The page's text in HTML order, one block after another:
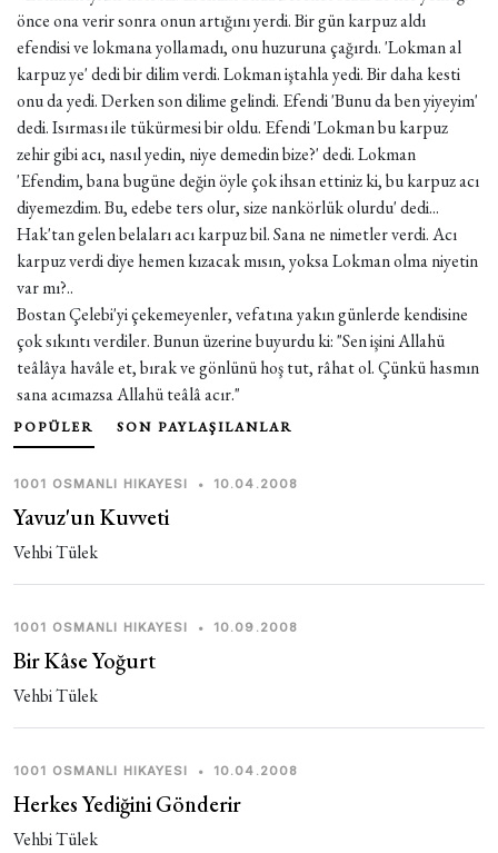
önce ona verir sonra onun artığını yerdi. Bir gün karpuz aldı
efendisi ve lokmana yollamadı, onu huzuruna çağırdı. 'Lokman al
karpuz ye' dedi bir dilim verdi. Lokman iştahla yedi. Bir daha kesti
onu da yedi. Derken son dilime gelindi. Efendi 'Bunu da ben yiyeyim'
dedi. Isırması ile tükürmesi bir oldu. Efendi 'Lokman bu karpuz
zehir gibi acı, nasıl yedin, niye demedin bize?' dedi. Lokman
'Efendim, bana bugüne değin öyle çok ihsan ettiniz ki, bu karpuz acı
diyemezdim. Bu, edebe ters olur, size nankörlük olurdu' dedi...
Hak'tan gelen belaları acı karpuz bil. Sana ne nimetler verdi. Acı
karpuz verdi diye hemen kızacak mısın, yoksa Lokman olma niyetin
var mı?..
Bostan Çelebi'yi çekemeyenler, vefatına yakın günlerde kendisine
çok sıkıntı verdiler. Bunun üzerine buyurdu ki: "Sen işini Allahü
teâlâya havâle et, bırak ve gönlünü hoş tut, râhat ol. Çünkü hasmın
sana acımazsa Allahü teâlâ acır."
POPÜLER SON PAYLAŞILANLAR
1001 OSMANLI HIKAYESI • 10.04.2008
Yavuz'un Kuvveti
Vehbi Tülek
1001 OSMANLI HIKAYESI • 10.09.2008
Bir Kâse Yoğurt
Vehbi Tülek
1001 OSMANLI HIKAYESI • 10.04.2008
Herkes Yediğini Gönderir
Vehbi Tülek